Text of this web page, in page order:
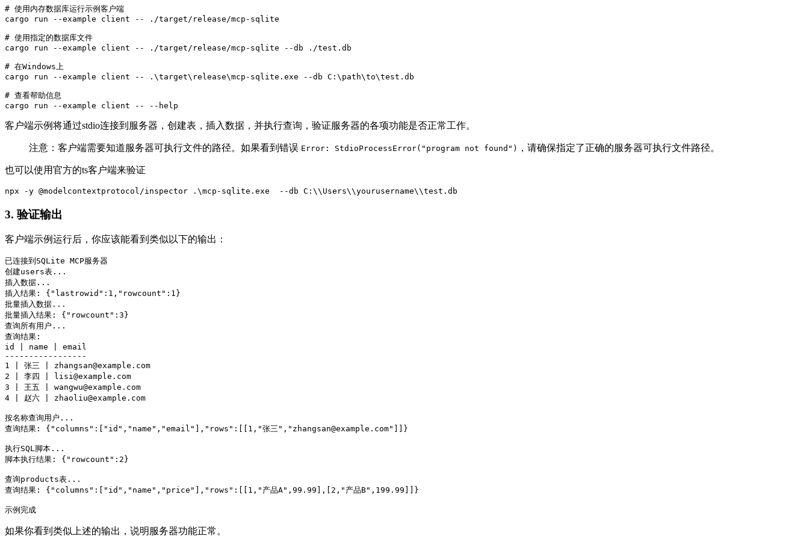
# 使用内存数据库运行示例客户端
cargo run --example client -- ./target/release/mcp-sqlite
# 使用指定的数据库文件
cargo run --example client -- ./target/release/mcp-sqlite --db ./test.db
# 在Windows上
cargo run --example client -- .\target\release\mcp-sqlite.exe --db C:\path\to\test.db
# 查看帮助信息
客户端示例将通过stdio连接到服务器，创建表，插入数据，并执行查询，验证服务器的各项功能是否正常工作。
注意：客户端需要知道服务器可执行文件的路径。如果看到错误 Error: StdioProcessError("program not found") ，请确保指定了正确的服务器可执行文件路径。
也可以使用官方的ts客户端来验证
3. 验证输出
客户端示例运行后，你应该能看到类似以下的输出：
已连接到SQLite MCP服务器
创建users表...
插入数据...
插入结果: {"lastrowid":1,"rowcount":1}
批量插入数据...
批量插入结果: {"rowcount":3}
查询所有用户...
查询结果:
id | name | email
-----------------
1 | 张三 | zhangsan@example.com
2 | 李四 | lisi@example.com
3 | 王五 | wangwu@example.com
4 | 赵六 | zhaoliu@example.com
按名称查询用户...
查询结果: {"columns":["id","name","email"],"rows":[[1,"张三","zhangsan@example.com"]]}
执行SQL脚本...
脚本执行结果: {"rowcount":2}
查询products表...
查询结果: {"columns":["id","name","price"],"rows":[[1,"产品A",99.99],[2,"产品B",199.99]]}
如果你看到类似上述的输出，说明服务器功能正常。